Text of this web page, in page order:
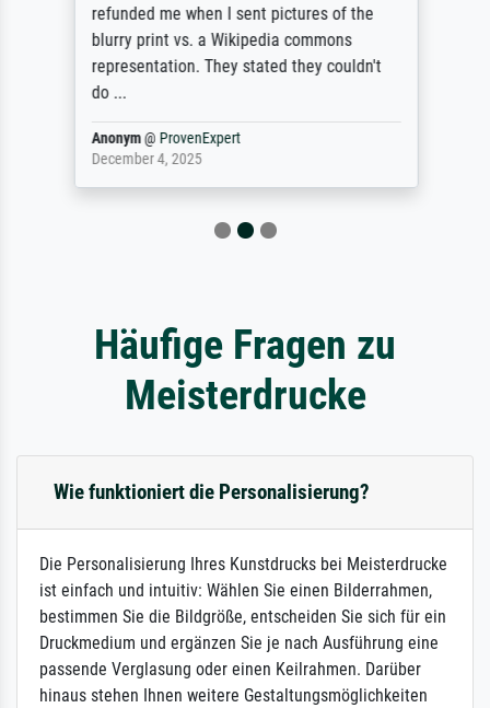
refunded me when I sent pictures of the
blurry print vs. a Wikipedia commons
representation. They stated they couldn't
do ...
Anonym@ ProvenExpert
December 4, 2025
Häufige Fragen zu
Meisterdrucke
Wie funktioniert die Personalisierung?
Die Personalisierung Ihres Kunstdrucks bei Meisterdrucke
ist einfach und intuitiv: Wählen Sie einen Bilderrahmen,
bestimmen Sie die Bildgröße, entscheiden Sie sich für ein
Druckmedium und ergänzen Sie je nach Ausführung eine
passende Verglasung oder einen Keilrahmen. Darüber
hinaus stehen Ihnen weitere Gestaltungsmöglichkeiten